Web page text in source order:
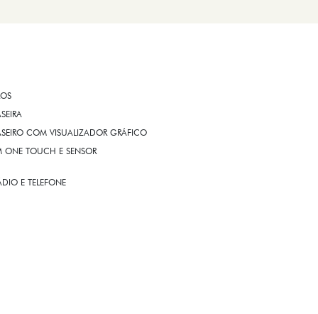
COM VISUALIZADOR GRÁFICO
ONE TOUCH E SENSOR
E TELEFONE